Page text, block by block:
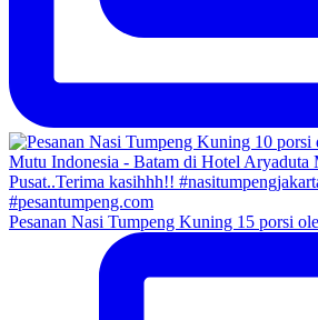
Pesanan Nasi Tumpeng Kuning 15 porsi